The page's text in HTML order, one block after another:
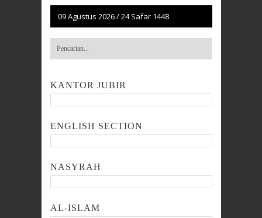
09 Agustus 2026/24 Safar 1448
KANTOR JUBIR
ENGLISH SECTION
NASYRAH
AL-ISLAM